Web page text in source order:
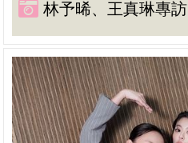
林予晞、王真琳專訪